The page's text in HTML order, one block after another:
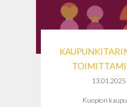
13.01.2025
Kuopion